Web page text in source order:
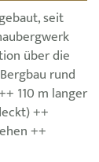
seit
über die
rund
110 m langer
++
++